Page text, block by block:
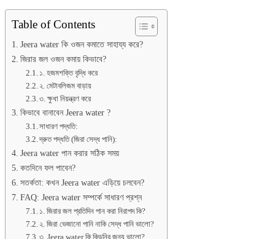
Table of Contents
Jeera water কি ওজন কমাতে সাহায্য করে?
জিরার জল ওজন কমায় কিভাবে?
১. হজমশক্তি বৃদ্ধি করে
২. মেটাবলিজম বাড়ায়
৩. ক্ষুধা নিয়ন্ত্রণ করে
কিভাবে বানাবেন Jeera water ?
সাধারণ পদ্ধতি:
দ্রুত পদ্ধতি (জিরা সেদ্ধ পানি):
Jeera water পান করার সঠিক সময়
কতদিনে ফল পাবেন?
সতর্কতা: কখন Jeera water এড়িয়ে চলবেন?
FAQ: Jeera water সম্পর্কে সাধারণ প্রশ্ন
১. জিরার জল প্রতিদিন পান করা নিরাপদ কি?
২. জিরা ভেজানো পানি নাকি সেদ্ধ পানি ভালো?
৩. Jeera water কি কিডনির জন্য ভালো?